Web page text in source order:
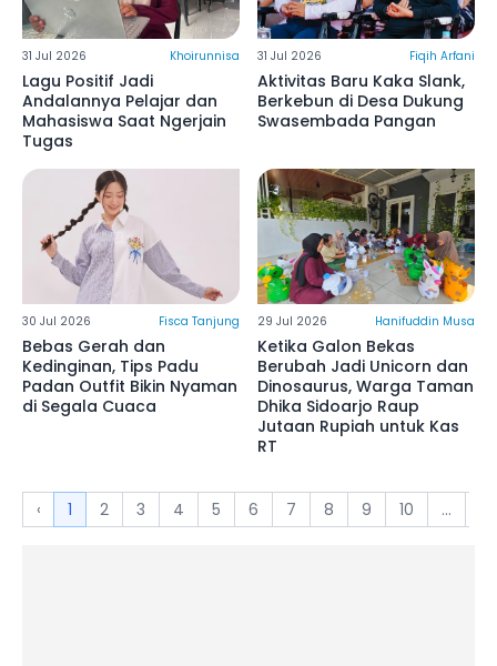
31 Jul 2026 Khoirunnisa
Lagu Positif Jadi
Andalannya Pelajar dan
Mahasiswa Saat Ngerjain
Tugas
31 Jul 2026 Fiqih Arfani
Aktivitas Baru Kaka Slank,
Berkebun di Desa Dukung
Swasembada Pangan
30 Jul 2026 Fisca Tanjung
Bebas Gerah dan
Kedinginan, Tips Padu
Padan Outfit Bikin Nyaman
di Segala Cuaca
29 Jul 2026 Hanifuddin Musa
Ketika Galon Bekas
Berubah Jadi Unicorn dan
Dinosaurus, Warga Taman
Dhika Sidoarjo Raup
Jutaan Rupiah untuk Kas
RT
‹ 1 2 3 4 5 6 7 8 9 10 ...